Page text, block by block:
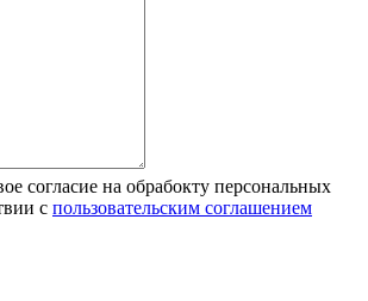
согласие на обрабокту персональных
с пользовательским соглашением